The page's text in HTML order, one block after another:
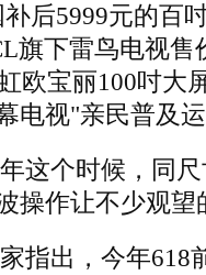
后5999元的百
旗下雷鸟电视
欧宝丽100吋
电视"亲民普及
这个时候，同
操作让不少观
指出，今年618